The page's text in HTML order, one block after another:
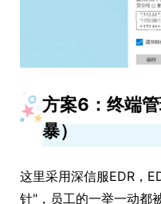
方案6：终端
暴）
这里采用深信服EDR，
针"，员工的一举一动都